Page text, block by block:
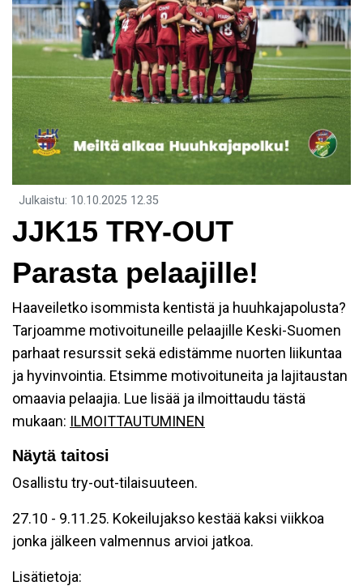
Julkaistu: 10.10.2025 12.35
JJK15 TRY-OUT
Parasta pelaajille!
Haaveiletko isommista kentistä ja huuhkajapolusta?
Tarjoamme motivoituneille pelaajille Keski-Suomen
parhaat resurssit sekä edistämme nuorten liikuntaa
ja hyvinvointia. Etsimme motivoituneita ja lajitaustan
omaavia pelaajia. Lue lisää ja ilmoittaudu tästä
mukaan: ILMOITTAUTUMINEN
Näytä taitosi
Osallistu try-out-tilaisuuteen.
27.10 - 9.11.25. Kokeilujakso kestää kaksi viikkoa
jonka jälkeen valmennus arvioi jatkoa.
Lisätietoja: